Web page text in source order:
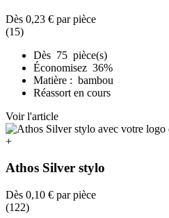
Dès 0,23 € par pièce
(15)
Dès 75 pièce(s)
Économisez 36%
Matière : bambou
Réassort en cours
Voir l'article
+
Athos Silver stylo
Dès 0,10 € par pièce
(122)